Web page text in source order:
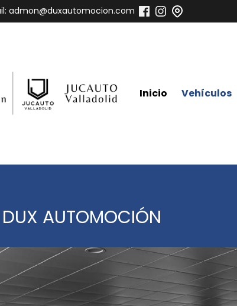
admon@duxautomocion.com
Inicio Vehículos
AUTOMOCIÓN